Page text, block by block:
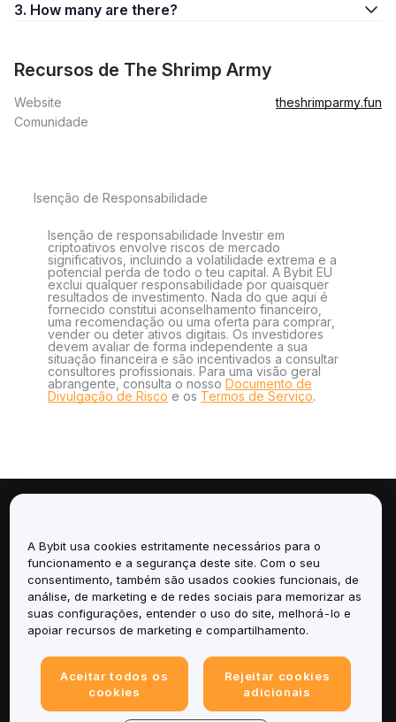
3. How many are there?
Recursos de The Shrimp Army
Website
theshrimparmy.fun
Comunidade
Isenção de Responsabilidade
Isenção de responsabilidade Investir em
criptoativos envolve riscos de mercado
significativos, incluindo a volatilidade extrema e a
potencial perda de todo o teu capital. A Bybit EU
exclui qualquer responsabilidade por quaisquer
resultados de investimento. Nada do que aqui é
fornecido constitui aconselhamento financeiro,
uma recomendação ou uma oferta para comprar,
vender ou deter ativos digitais. Os investidores
devem avaliar de forma independente a sua
situação financeira e são incentivados a consultar
consultores profissionais. Para uma visão geral
abrangente, consulta o nosso Documento de
Divulgação de Risco e os Termos de Serviço.
Serviços
Suporte
A Bybit usa cookies estritamente necessários para o
funcionamento e a segurança deste site. Com o seu
consentimento, também são usados cookies funcionais, de
análise, de marketing e de redes sociais para memorizar as
suas configurações, entender o uso do site, melhorá-lo e
apoiar recursos de marketing e compartilhamento.
Aceitar todos os
cookies
Rejeitar cookies
adicionais